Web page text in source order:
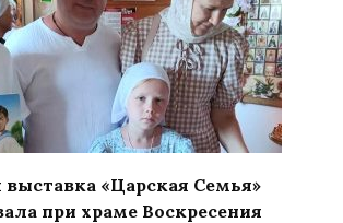
«Царская Семья»
при храме Воскресения